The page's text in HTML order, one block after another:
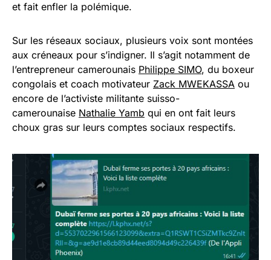
et fait enfler la polémique.
Sur les réseaux sociaux, plusieurs voix sont montées
aux créneaux pour s’indigner. Il s’agit notamment de
l’entrepreneur camerounais Philippe SIMO, du boxeur
congolais et coach motivateur Zack MWEKASSA ou
encore de l’activiste militante suisso-
camerounaise Nathalie Yamb qui en ont fait leurs
choux gras sur leurs comptes sociaux respectifs.